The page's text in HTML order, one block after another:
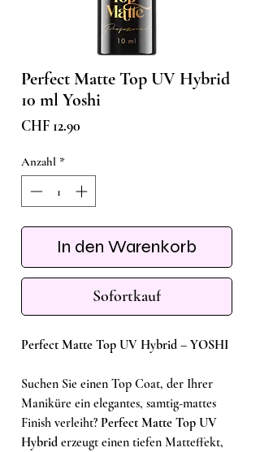
Perfect Matte Top UV Hybrid
10 ml Yoshi
CHF 12.90
Anzahl *
In den Warenkorb
Sofortkauf
Perfect Matte Top UV Hybrid – YOSHI
Suchen Sie einen Top Coat, der Ihrer
Maniküre ein elegantes, samtig-mattes
Finish verleiht? Perfect Matte Top UV
Hybrid erzeugt einen tiefen Matteffekt,